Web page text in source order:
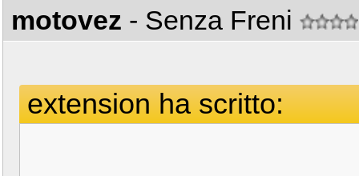
motovez - Senza Freni
extension ha scritto: